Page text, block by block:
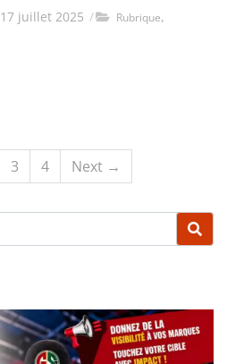
17 juillet 2025 / Rubrique,
3 4 Next →